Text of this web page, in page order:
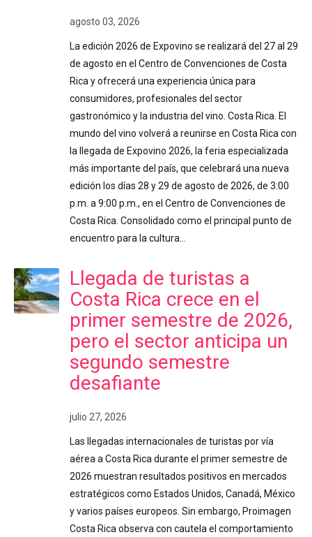
agosto 03, 2026
La edición 2026 de Expovino se realizará del 27 al 29
de agosto en el Centro de Convenciones de Costa
Rica y ofrecerá una experiencia única para
consumidores, profesionales del sector
gastronómico y la industria del vino. Costa Rica. El
mundo del vino volverá a reunirse en Costa Rica con
la llegada de Expovino 2026, la feria especializada
más importante del país, que celebrará una nueva
edición los días 28 y 29 de agosto de 2026, de 3:00
p.m. a 9:00 p.m., en el Centro de Convenciones de
Costa Rica. Consolidado como el principal punto de
encuentro para la cultura…
Llegada de turistas a
Costa Rica crece en el
primer semestre de 2026,
pero el sector anticipa un
segundo semestre
desafiante
julio 27, 2026
Las llegadas internacionales de turistas por vía
aérea a Costa Rica durante el primer semestre de
2026 muestran resultados positivos en mercados
estratégicos como Estados Unidos, Canadá, México
y varios países europeos. Sin embargo, Proimagen
Costa Rica observa con cautela el comportamiento